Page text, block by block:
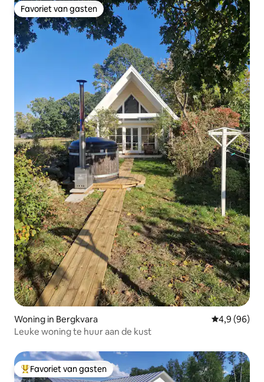
Favoriet van gasten
Favoriet van gasten
Woning in Bergkvara Gemiddelde
4,9 (96)
Leuke woning te huur aan de kust
Topfavoriet van gasten
Favoriet van gasten